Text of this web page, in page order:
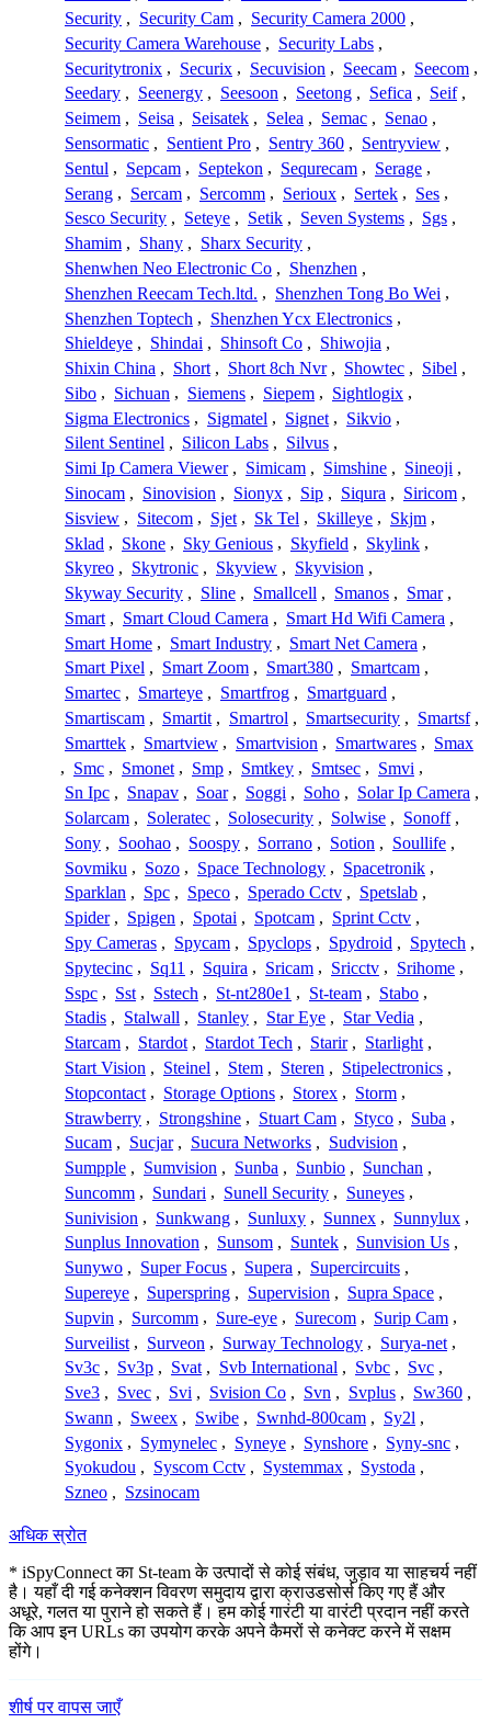
Security , Security Cam , Security Camera 2000 ,
Security Camera Warehouse , Security Labs ,
Securitytronix , Securix , Secuvision , Seecam , Seecom ,
Seedary , Seenergy , Seesoon , Seetong , Sefica , Seif ,
Seimem , Seisa , Seisatek , Selea , Semac , Senao ,
Sensormatic , Sentient Pro , Sentry 360 , Sentryview ,
Sentul , Sepcam , Septekon , Sequrecam , Serage ,
Serang , Sercam , Sercomm , Serioux , Sertek , Ses ,
Sesco Security , Seteye , Setik , Seven Systems , Sgs ,
Shamim , Shany , Sharx Security ,
Shenwhen Neo Electronic Co , Shenzhen ,
Shenzhen Reecam Tech.ltd. , Shenzhen Tong Bo Wei ,
Shenzhen Toptech , Shenzhen Ycx Electronics ,
Shieldeye , Shindai , Shinsoft Co , Shiwojia ,
Shixin China , Short , Short 8ch Nvr , Showtec , Sibel ,
Sibo , Sichuan , Siemens , Siepem , Sightlogix ,
Sigma Electronics , Sigmatel , Signet , Sikvio ,
Silent Sentinel , Silicon Labs , Silvus ,
Simi Ip Camera Viewer , Simicam , Simshine , Sineoji ,
Sinocam , Sinovision , Sionyx , Sip , Siqura , Siricom ,
Sisview , Sitecom , Sjet , Sk Tel , Skilleye , Skjm ,
Sklad , Skone , Sky Genious , Skyfield , Skylink ,
Skyreo , Skytronic , Skyview , Skyvision ,
Skyway Security , Sline , Smallcell , Smanos , Smar ,
Smart , Smart Cloud Camera , Smart Hd Wifi Camera ,
Smart Home , Smart Industry , Smart Net Camera ,
Smart Pixel , Smart Zoom , Smart380 , Smartcam ,
Smartec , Smarteye , Smartfrog , Smartguard ,
Smartiscam , Smartit , Smartrol , Smartsecurity , Smartsf ,
Smarttek , Smartview , Smartvision , Smartwares , Smax
, Smc , Smonet , Smp , Smtkey , Smtsec , Smvi ,
Sn Ipc , Snapav , Soar , Soggi , Soho , Solar Ip Camera ,
Solarcam , Soleratec , Solosecurity , Solwise , Sonoff ,
Sony , Soohao , Soospy , Sorrano , Sotion , Soullife ,
Sovmiku , Sozo , Space Technology , Spacetronik ,
Sparklan , Spc , Speco , Sperado Cctv , Spetslab ,
Spider , Spigen , Spotai , Spotcam , Sprint Cctv ,
Spy Cameras , Spycam , Spyclops , Spydroid , Spytech ,
Spytecinc , Sq11 , Squira , Sricam , Sricctv , Srihome ,
Sspc , Sst , Sstech , St-nt280e1 , St-team , Stabo ,
Stadis , Stalwall , Stanley , Star Eye , Star Vedia ,
Starcam , Stardot , Stardot Tech , Starir , Starlight ,
Start Vision , Steinel , Stem , Steren , Stipelectronics ,
Stopcontact , Storage Options , Storex , Storm ,
Strawberry , Strongshine , Stuart Cam , Styco , Suba ,
Sucam , Sucjar , Sucura Networks , Sudvision ,
Sumpple , Sumvision , Sunba , Sunbio , Sunchan ,
Suncomm , Sundari , Sunell Security , Suneyes ,
Sunivision , Sunkwang , Sunluxy , Sunnex , Sunnylux ,
Sunplus Innovation , Sunsom , Suntek , Sunvision Us ,
Sunywo , Super Focus , Supera , Supercircuits ,
Supereye , Superspring , Supervision , Supra Space ,
Supvin , Surcomm , Sure-eye , Surecom , Surip Cam ,
Surveilist , Surveon , Surway Technology , Surya-net ,
Sv3c , Sv3p , Svat , Svb International , Svbc , Svc ,
Sve3 , Svec , Svi , Svision Co , Svn , Svplus , Sw360 ,
Swann , Sweex , Swibe , Swnhd-800cam , Sy2l ,
Sygonix , Symynelec , Syneye , Synshore , Syny-snc ,
Syokudou , Syscom Cctv , Systemmax , Systoda ,
Szneo , Szsinocam
अधिक स्रोत
* iSpyConnect का St-team के उत्पादों से कोई संबंध, जुड़ाव या साहचर्य नहीं
है। यहाँ दी गई कनेक्शन विवरण समुदाय द्वारा क्राउडसोर्स किए गए हैं और
अधूरे, गलत या पुराने हो सकते हैं। हम कोई गारंटी या वारंटी प्रदान नहीं करते
कि आप इन URLs का उपयोग करके अपने कैमरों से कनेक्ट करने में सक्षम
होंगे।
शीर्ष पर वापस जाएँ